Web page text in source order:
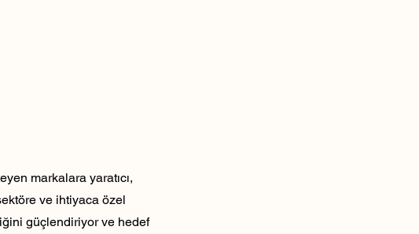
markalara yaratıcı,
ve ihtiyaca özel
güçlendiriyor ve hedef